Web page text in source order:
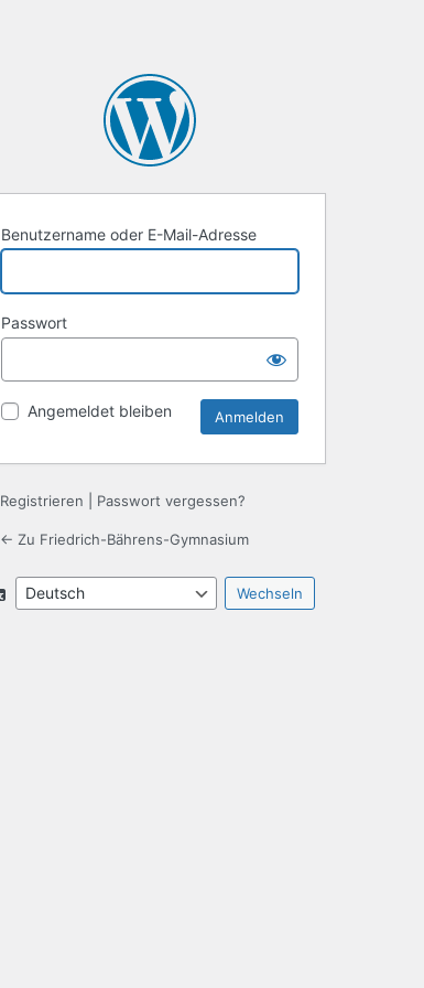
Benutzername oder E-Mail-Adresse
Passwort
Angemeldet bleiben
Registrieren Passwort vergessen?
← Zu Friedrich-Bährens-Gymnasium
Sprache